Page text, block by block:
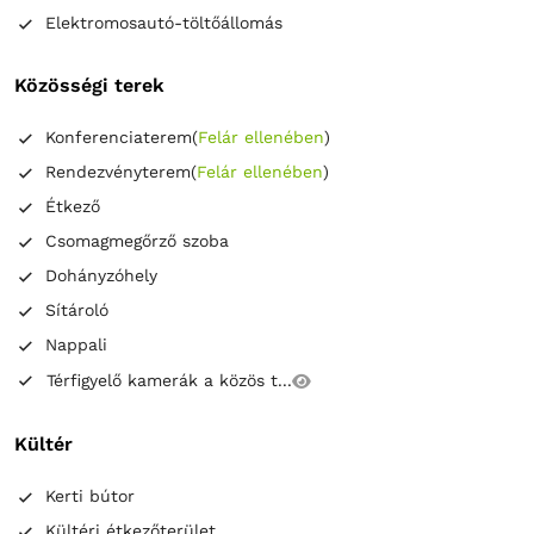
Elektromosautó-töltőállomás
Közösségi terek
Konferenciaterem(Felár ellenében)
Rendezvényterem(Felár ellenében)
Étkező
Csomagmegőrző szoba
Dohányzóhely
Sítároló
Nappali
Térfigyelő kamerák a közös t...
Kültér
Kerti bútor